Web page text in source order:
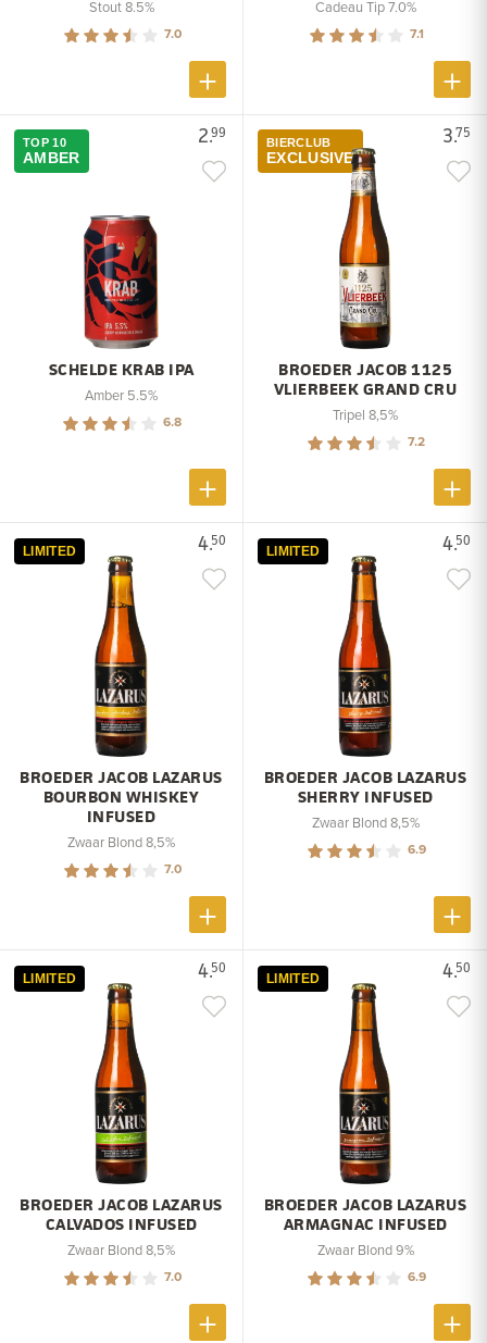
Stout 8.5%
7.0
Cadeau Tip 7.0%
7.1
2.99
TOP 10
AMBER
SCHELDE KRAB IPA
Amber 5.5%
6.8
3.75
BIERCLUB
EXCLUSIVE
BROEDER JACOB 1125
VLIERBEEK GRAND CRU
Tripel 8,5%
7.2
4.50
LIMITED
BROEDER JACOB LAZARUS
BOURBON WHISKEY
INFUSED
Zwaar Blond 8,5%
7.0
4.50
LIMITED
BROEDER JACOB LAZARUS
SHERRY INFUSED
Zwaar Blond 8,5%
6.9
4.50
LIMITED
BROEDER JACOB LAZARUS
CALVADOS INFUSED
Zwaar Blond 8,5%
7.0
4.50
LIMITED
BROEDER JACOB LAZARUS
ARMAGNAC INFUSED
Zwaar Blond 9%
6.9